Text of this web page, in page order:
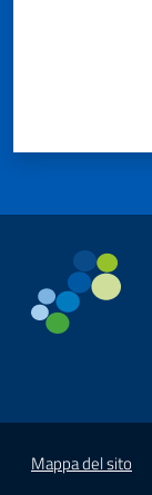
Mappa del sito